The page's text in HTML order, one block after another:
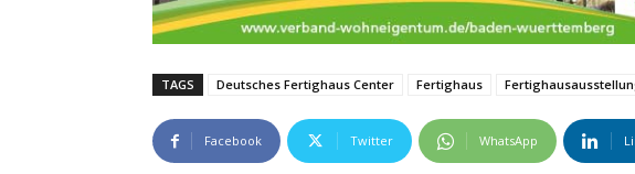
TAGS Deutsches Fertighaus Center Fertighaus
Facebook Twitter WhatsApp